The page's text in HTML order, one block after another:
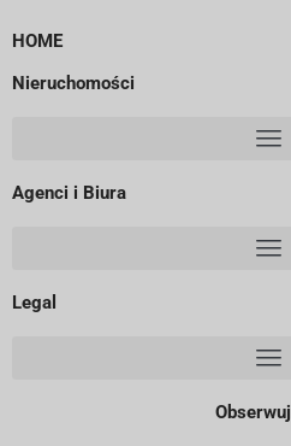
HOME
Nieruchomości
Agenci i Biura
Legal